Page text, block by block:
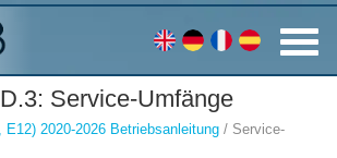
Service-Umfänge
E12) 2020-2026 Betriebsanleitung / Service-